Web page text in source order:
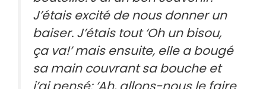
J’étais excité de nous donner un
baiser. J’étais tout ‘Oh un bisou,
ça va!’ mais ensuite, elle a bougé
sa main couvrant sa bouche et